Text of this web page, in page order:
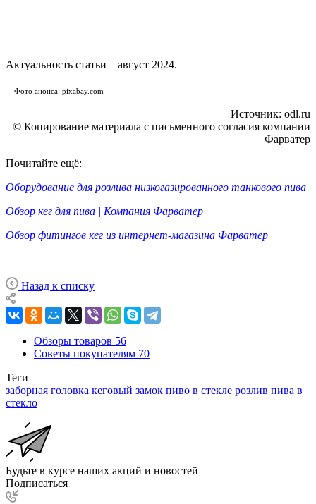
Актуальность статьи – август 2024.
Фото анонса: pixabay.com
Источник: odl.ru
© Копирование материала с письменного согласия компании
Фарватер
Почитайте ещё:
Оборудование для розлива низкогазированного танкового пива
Обзор кег для пива | Компания Фарватер
Обзор фитингов кег из интернет-магазина Фарватер
Назад к списку
Обзоры товаров 56
Советы покупателям 70
Теги
заборная головка кеговый замок пиво в стекле розлив пива в
стекло
Будьте в курсе наших акций и новостей
Подписаться